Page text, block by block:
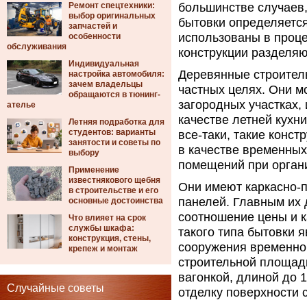
Ремонт спецтехники:
выбор оригинальных
запчастей и
особенности
обслуживания
Индивидуальная
настройка автомобиля:
зачем владельцы
обращаются в тюнинг-
ателье
Летняя подработка для
студентов: варианты
занятости и советы по
выбору
Применение
известнякового щебня
в строительстве и его
основные достоинства
Что влияет на срок
службы шкафа:
конструкция, стены,
крепеж и монтаж
Случайные советы
большинстве
бытовки
использованы в
конструкции
Деревянные
частных целях. Они
загородных
качестве летней
все-таки, такие
в качестве
помещений при
Они имеют каркасно-
панелей. Главным их
соотношение цены и
такого типа
сооружения
строительной
вагонкой, длиной до
отделку